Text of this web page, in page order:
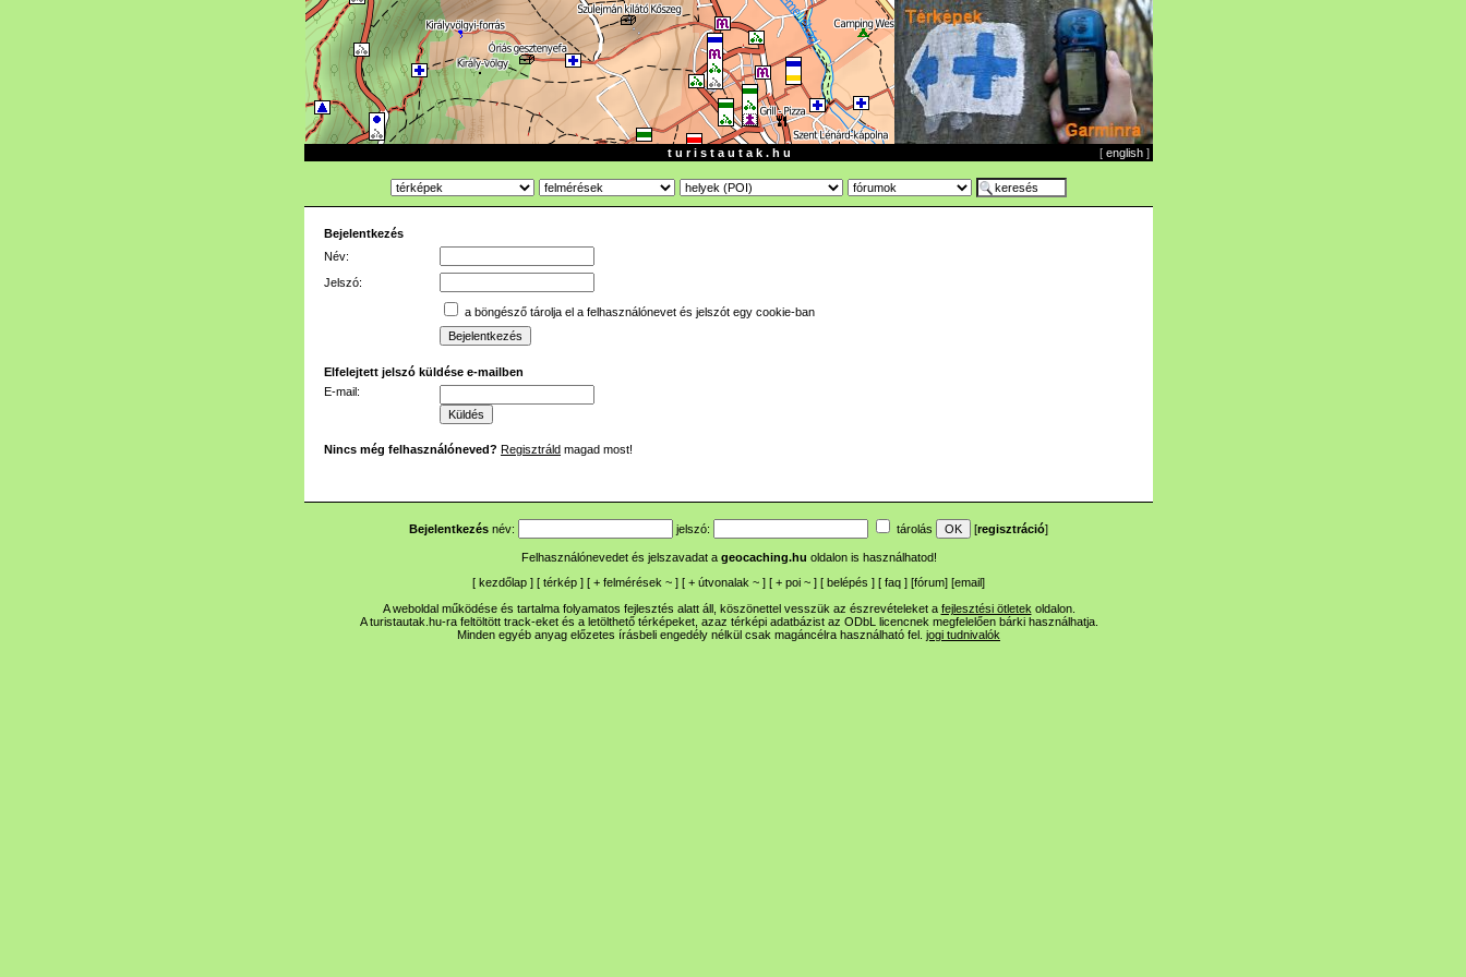
t u r i s t a u t a k . h u [ english ]
Bejelentkezés
Név:
Jelszó:
a böngésző tárolja el a felhasználónevet és jelszót egy cookie-ban
Elfelejtett jelszó küldése e-mailben
E-mail:
Nincs még felhasználóneved? Regisztráld magad most!
Bejelentkezés név: jelszó: tárolás [regisztráció]
Felhasználónevedet és jelszavadat a geocaching.hu oldalon is használhatod!
[ kezdőlap ] [ térkép ] [ + felmérések ~ ] [ + útvonalak ~ ] [ + poi ~ ] [ belépés ] [ faq ] [fórum] [email]
A weboldal működése és tartalma folyamatos fejlesztés alatt áll, köszönettel vesszük az észrevételeket a fejlesztési ötletek oldalon.
A turistautak.hu-ra feltöltött track-eket és a letölthető térképeket, azaz térképi adatbázist az ODbL licencnek megfelelően bárki használhatja.
Minden egyéb anyag előzetes írásbeli engedély nélkül csak magáncélra használható fel. jogi tudnivalók